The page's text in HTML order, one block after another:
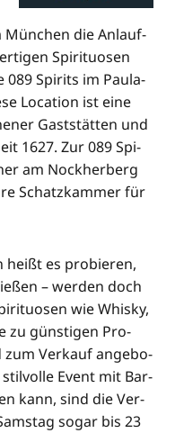
Mün­chen die Anlauf­
Spi­ri­tuo­sen
089 Spi­rits im Pau­la­
Loca­ti­on ist eine
Gast­stät­ten und
1627. Zur 089 Spi­
am Nock­her­berg
Schatz­kam­mer für
heißt es pro­bie­ren,
– wer­den doch
wie Whis­ky,
zu güns­ti­gen Pro­
zum Ver­kauf ange­bo­
Event mit Bar­
kann, sind die Ver­
sogar bis 23